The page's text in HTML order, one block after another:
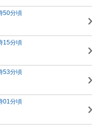
50分頃
15分頃
53分頃
01分頃